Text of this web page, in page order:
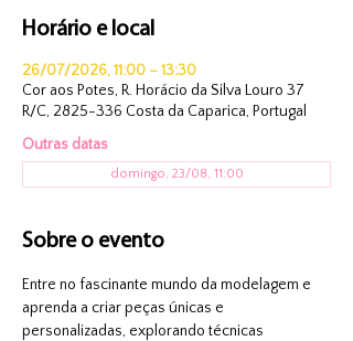
Horário e local
26/07/2026, 11:00 – 13:30
Cor aos Potes, R. Horácio da Silva Louro 37
R/C, 2825-336 Costa da Caparica, Portugal
Outras datas
domingo, 23/08, 11:00
Sobre o evento
Entre no fascinante mundo da modelagem e
aprenda a criar peças únicas e
personalizadas, explorando técnicas